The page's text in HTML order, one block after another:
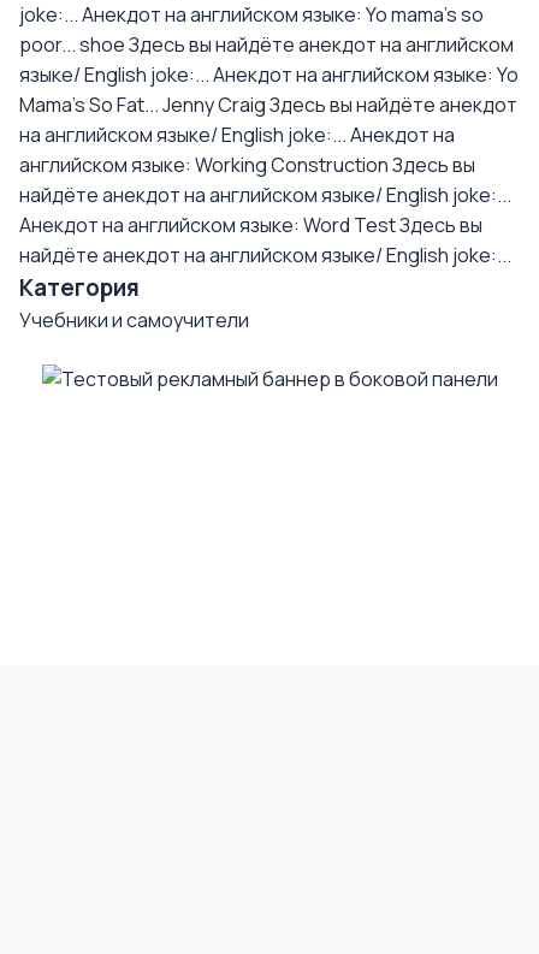
joke:...Анекдот на английском языке: Yo mama's so
poor... shoeЗдесь вы найдёте анекдот на английском
языке/ English joke:...Анекдот на английском языке: Yo
Mama's So Fat... Jenny CraigЗдесь вы найдёте анекдот
на английском языке/ English joke:...Анекдот на
английском языке: Working ConstructionЗдесь вы
найдёте анекдот на английском языке/ English joke:...
Анекдот на английском языке: Word TestЗдесь вы
найдёте анекдот на английском языке/ English joke:...
Категория
Учебники и самоучители